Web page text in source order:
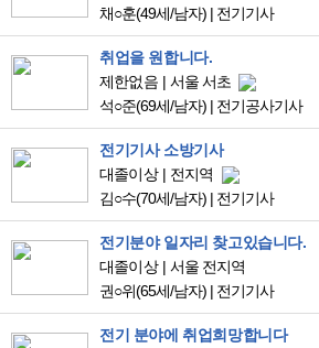
채○훈(49세/남자) | 전기기사
취업을 원합니다.
제한없음
서울 서초
석○준(69세/남자) | 전기공사기사
전기기사 소방기사
대졸이상
전지역
김○수(70세/남자) | 전기기사
전기분야 일자리 찾고있습니다.
대졸이상
서울 전지역
권○위(65세/남자) | 전기기사
전기 분야에 취업희망합니다